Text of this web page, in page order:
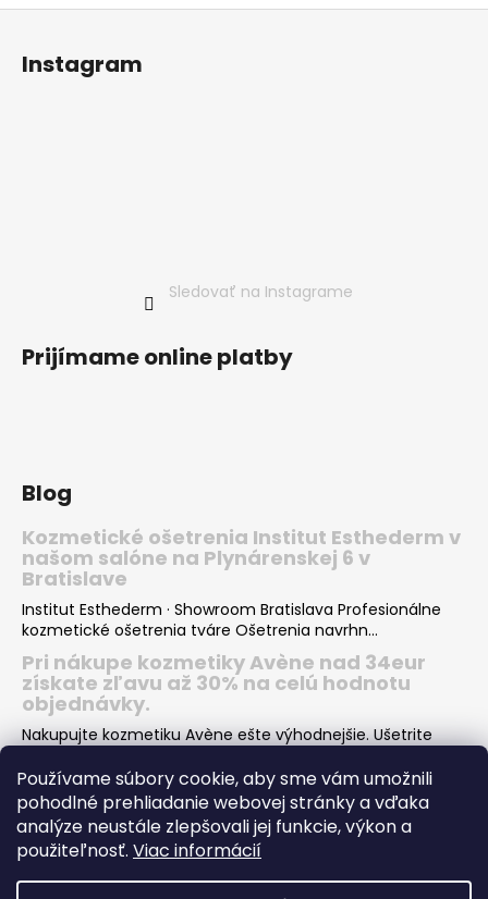
Používame súbory cookie, aby sme vám umožnili
pohodlné prehliadanie webovej stránky a vďaka
analýze neustále zlepšovali jej funkcie, výkon a
použiteľnosť. Viac informácií
Instagram
Sledovať na Instagrame
Prijímame online platby
Blog
Kozmetické ošetrenia Institut Esthederm v
našom salóne na Plynárenskej 6 v
Bratislave
Institut Esthederm · Showroom Bratislava Profesionálne
kozmetické ošetrenia tváre Ošetrenia navrhn...
Pri nákupe kozmetiky Avène nad 34eur
získate zľavu až 30% na celú hodnotu
objednávky.
Nakupujte kozmetiku Avène ešte výhodnejšie. Ušetrite
Institut Esthederm darčeky v hodnote viac
ako 66€ k nákupu letných produktov pre
krásne opálenie
Pri nákupe dvoch rôznych letných produktov INSTITUT
ESTHEDERM SUN CARE dostanete od nás skvelý darče...